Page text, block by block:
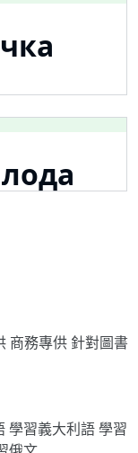
商務專供 針對圖書
學習義大利語學習